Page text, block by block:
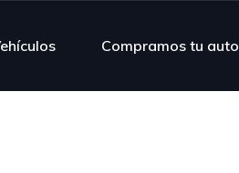
Compramos tu auto